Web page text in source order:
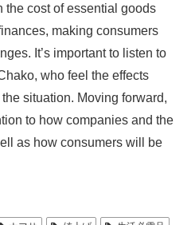
the cost of essential goods
making consumers
It’s important to listen to
who feel the effects
situation. Moving forward,
to how companies and the
as how consumers will be